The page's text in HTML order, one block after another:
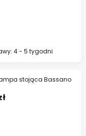
4 - 5 tygodni
stojąca Bassano